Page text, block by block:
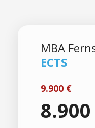
MBA
ECTS
9.900 €